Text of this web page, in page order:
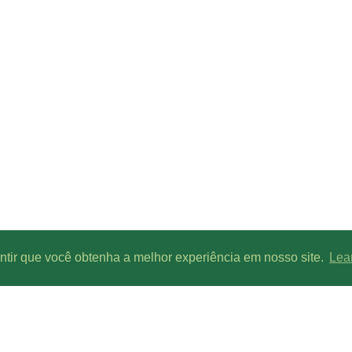
que você obtenha a melhor experiência em nosso site.